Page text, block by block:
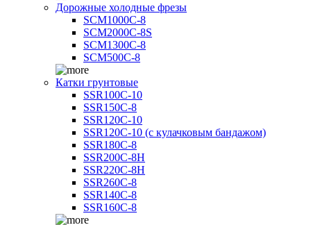
Дорожные холодные фрезы
SCM1000C-8
SCM2000C-8S
SCM1300C-8
SCM500C-8
Катки грунтовые
SSR100C-10
SSR150C-8
SSR120C-10
SSR120C-10 (с кулачковым бандажом)
SSR180C-8
SSR200C-8H
SSR220C-8H
SSR260C-8
SSR140C-8
SSR160C-8